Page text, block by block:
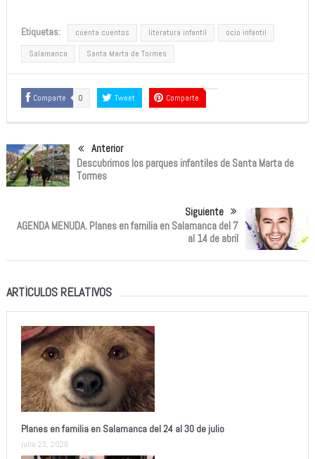
Etiquetas: cuenta cuentos literatura infantil
ocio infantil
Salamanca
Santa Marta de Tormes
Comparte 0 Tweet Comparte
Anterior
Descubrimos los parques infantiles de Santa Marta de
Tormes
Siguiente
AGENDA MENUDA. Planes en familia en Salamanca del 7
al 14 de abril
ARTÍCULOS RELATIVOS
Planes en familia en Salamanca del 24 al 30 de julio
julio 23, 2026